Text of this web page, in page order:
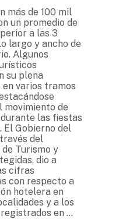
más de 100 mil
un promedio de
a las 3
largo y ancho de
Algunos
su plena
en varios tramos
movimiento de
las fiestas
El Gobierno del
del
Turismo y
dio a
cifras
con respecto a
hotelera en
y a los
en